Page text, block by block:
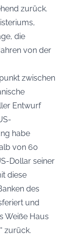
zurück.
die
von der
zwischen
Entwurf
habe
von 60
Dollar seiner
diese
des
und
Weiße Haus
zurück.